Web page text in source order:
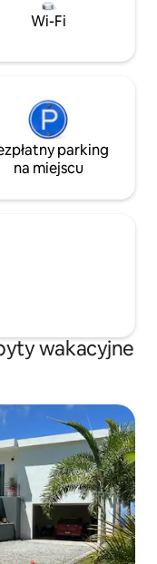
będziesz chciał
Wi-Fi
parking
na miejscu
wakacyjne